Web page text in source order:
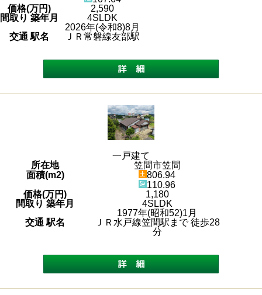
価格(万円)
2,590
間取り 築年月
4SLDK
2026年(令和8)8月
交通 駅名
ＪＲ常磐線友部駅
一戸建て
所在地
笠間市笠間
面積(m2)
806.94
110.96
価格(万円)
1,180
間取り 築年月
4SLDK
1977年(昭和52)1月
交通 駅名
ＪＲ水戸線笠間駅まで 徒歩28
分